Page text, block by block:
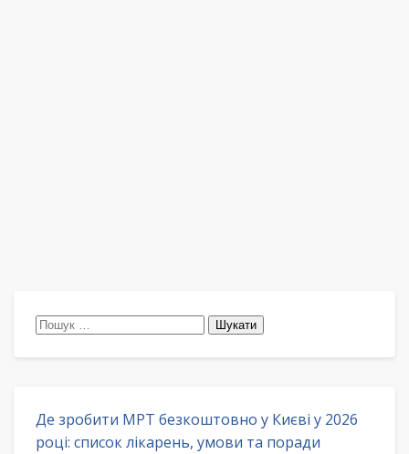
Пошук:
Де зробити МРТ безкоштовно у Києві у 2026
році: список лікарень, умови та поради